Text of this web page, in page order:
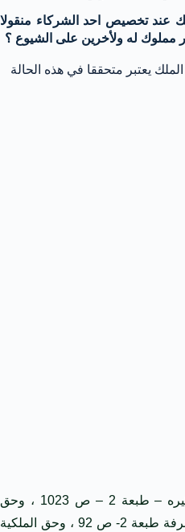
عند تخصيص احد الشركاء منقولا
مملوك له ولأخرين على الشيوع ؟
يعتبر متحققا في هذه الحالة
أصول القانون – الدكتور حسن كيره – طبعة 2 – ص 1023 ، وحق
الملكية الدكتور محمد علي علي عرفة طبعة 2- ص 92 ، وحق الملكية